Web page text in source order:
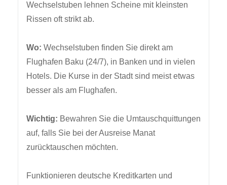
Wechselstuben lehnen Scheine mit kleinsten
Rissen oft strikt ab.
Wo: Wechselstuben finden Sie direkt am
Flughafen Baku (24/7), in Banken und in vielen
Hotels. Die Kurse in der Stadt sind meist etwas
besser als am Flughafen.
Wichtig: Bewahren Sie die Umtauschquittungen
auf, falls Sie bei der Ausreise Manat
zurücktauschen möchten.
Funktionieren deutsche Kreditkarten und